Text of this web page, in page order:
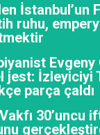
İstanbul’un
ruhu,
Evgeny
jest: İzleyiciyi
parça çaldı
30’uncu